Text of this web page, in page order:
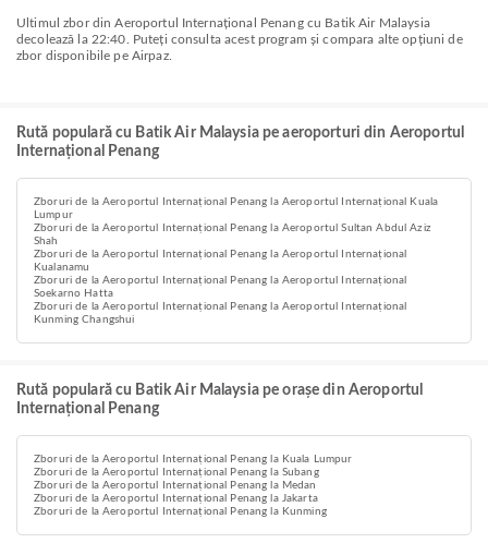
Ultimul zbor din Aeroportul Internațional Penang cu Batik Air Malaysia
decolează la 22:40. Puteți consulta acest program și compara alte opțiuni de
zbor disponibile pe Airpaz.
Rută populară cu Batik Air Malaysia pe aeroporturi din Aeroportul
Internațional Penang
Zboruri de la Aeroportul Internațional Penang la Aeroportul Internațional Kuala
Lumpur
Zboruri de la Aeroportul Internațional Penang la Aeroportul Sultan Abdul Aziz
Shah
Zboruri de la Aeroportul Internațional Penang la Aeroportul Internațional
Kualanamu
Zboruri de la Aeroportul Internațional Penang la Aeroportul Internațional
Soekarno Hatta
Zboruri de la Aeroportul Internațional Penang la Aeroportul Internațional
Kunming Changshui
Rută populară cu Batik Air Malaysia pe orașe din Aeroportul
Internațional Penang
Zboruri de la Aeroportul Internațional Penang la Kuala Lumpur
Zboruri de la Aeroportul Internațional Penang la Subang
Zboruri de la Aeroportul Internațional Penang la Medan
Zboruri de la Aeroportul Internațional Penang la Jakarta
Zboruri de la Aeroportul Internațional Penang la Kunming